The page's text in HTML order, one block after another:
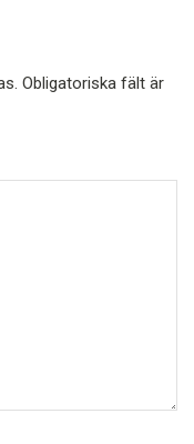
Obligatoriska fält är